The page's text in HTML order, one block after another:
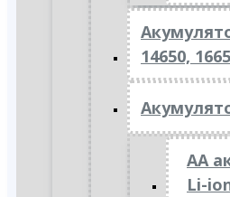
14650,
AA
Li-